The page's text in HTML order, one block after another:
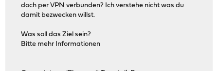
doch per VPN verbunden? Ich verstehe nicht was du
damit bezwecken willst.
Was soll das Ziel sein?
Bitte mehr Informationen